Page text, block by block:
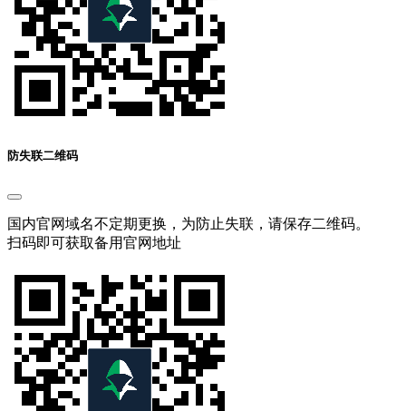
防失联二维码
国内官网域名不定期更换，为防止失联，请保存二维码。
扫码即可获取备用官网地址